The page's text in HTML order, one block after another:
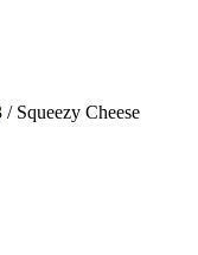
/ Squeezy Cheese